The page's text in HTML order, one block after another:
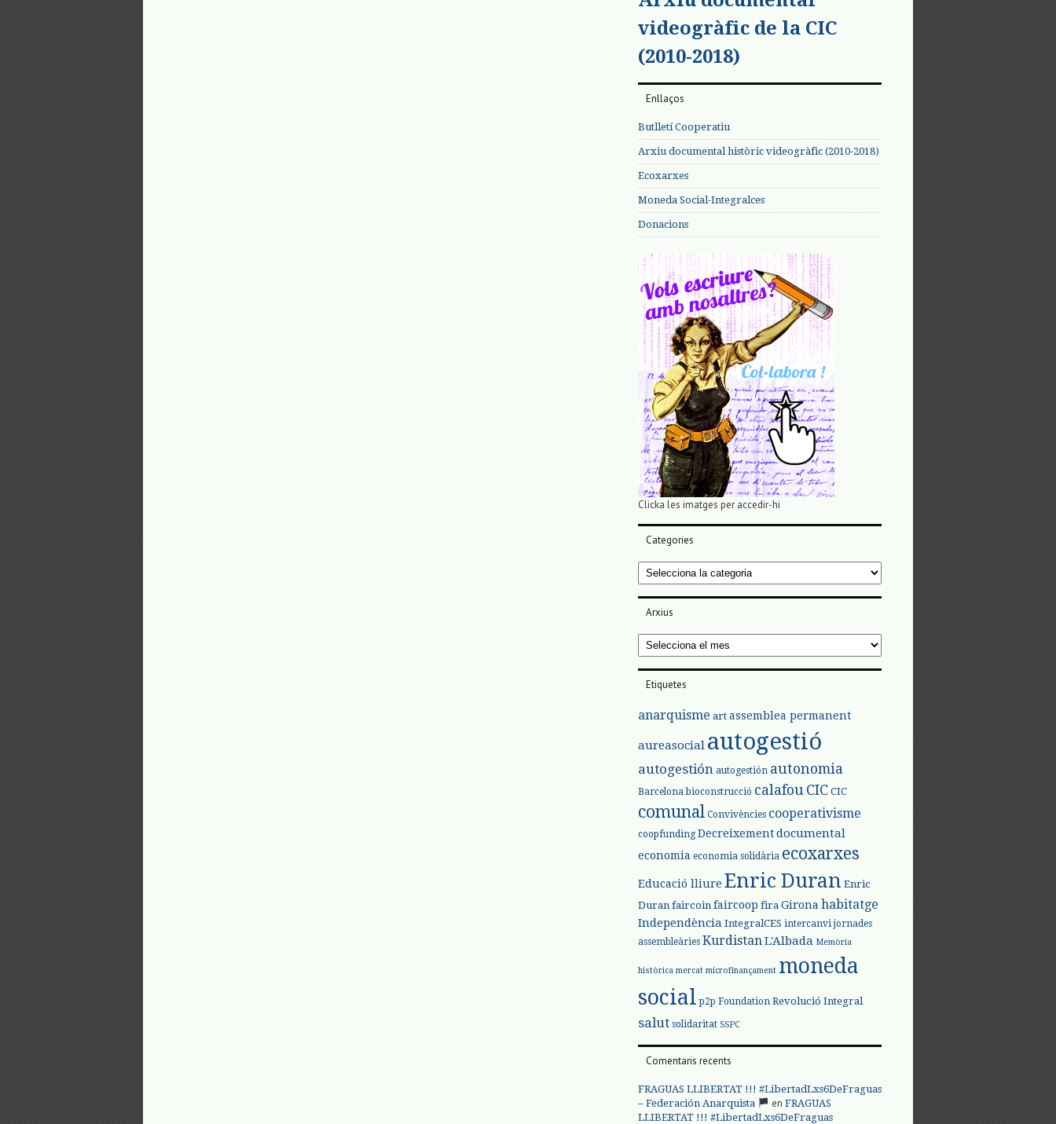
videogràfic de la CIC
(2010-2018)
Enllaços
Butlletí Cooperatiu
Arxiu documental històric videogràfic (2010-2018)
Ecoxarxes
Moneda Social-Integralces
Donacions
Clicka les imatges per accedir-hi
Categories
Categories
Arxius
Arxius
Etiquetes
anarquisme art assemblea permanent
aureasocial autogestió
autogestión autogestión autonomia
Barcelona bioconstrucció calafou CIC CIC
comunal Convivències cooperativisme
coopfunding Decreixementdocumental
economia economia solidària ecoxarxes
Educació lliure Enric Duran Enric
Duran faircoin faircoop fira Girona habitatge
Independència IntegralCES intercanvi jornades
assembleàries Kurdistan L'Albada Memòria
històrica mercat microfinançament moneda
social p2p Foundation Revolució Integral
salut solidaritat SSPC
Comentaris recents
FRAGUAS LLIBERTAT !!! #LibertadLxs6DeFraguas
– Federación Anarquista
en FRAGUAS
LLIBERTAT !!! #LibertadLxs6DeFraguas